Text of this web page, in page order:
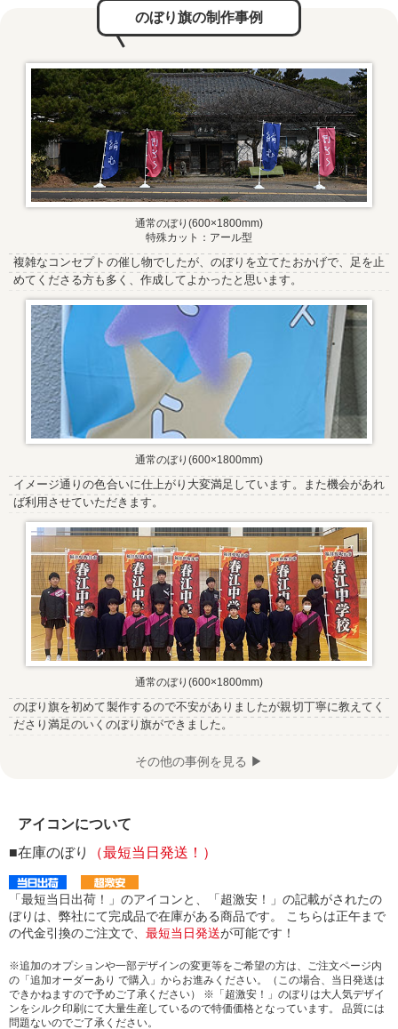
のぼり旗の制作事例
通常のぼり(600×1800mm)
特殊カット：アール型
複雑なコンセプトの催し物でしたが、のぼりを立てたおかげで、足を止
めてくださる方も多く、作成してよかったと思います。
通常のぼり(600×1800mm)
イメージ通りの色合いに仕上がり大変満足しています。また機会があれ
ば利用させていただきます。
通常のぼり(600×1800mm)
のぼり旗を初めて製作するので不安がありましたが親切丁寧に教えてく
ださり満足のいくのぼり旗ができました。
その他の事例を見る ▶
アイコンについて
■在庫のぼり
（最短当日発送！）
「最短当日出荷！」のアイコンと、「超激安！」の記載がされたの
ぼりは、弊社にて完成品で在庫がある商品です。 こちらは正午まで
の代金引換のご注文で、 最短当日発送が可能です！
※追加のオプションや一部デザインの変更等をご希望の方は、ご注文ページ内
の「追加オーダーあり で購入」からお進みください。（この場合、当日発送は
できかねますので予めご了承ください） ※「超激安！」のぼりは大人気デザイ
ンをシルク印刷にて大量生産しているので特価価格となっています。 品質には
問題ないのでご了承ください。